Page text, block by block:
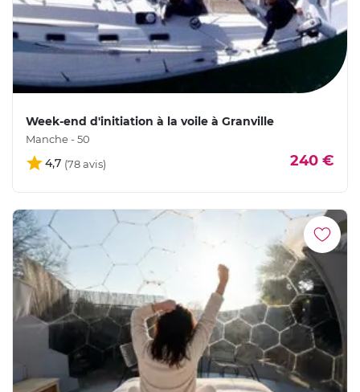
Week-end d'initiation à la voile à Granville
Manche - 50
4,7 240 €